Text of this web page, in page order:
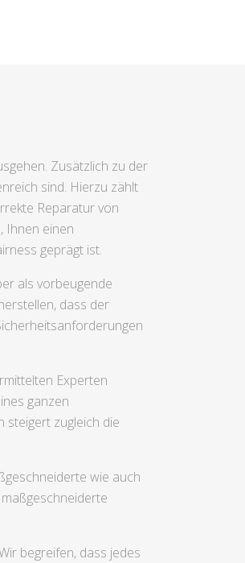
Zusätzlich zu der
sind. Hierzu zählt
Reparatur von
Ihnen einen
geprägt ist.
als vorbeugende
dass der
Experten
ganzen
steigert zugleich die
wie auch
begreifen, dass jedes